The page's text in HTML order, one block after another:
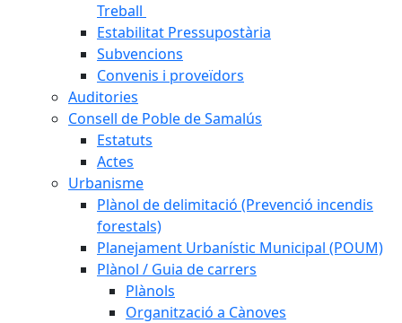
Treball
Estabilitat Pressupostària
Subvencions
Convenis i proveïdors
Auditories
Consell de Poble de Samalús
Estatuts
Actes
Urbanisme
Plànol de delimitació (Prevenció incendis
forestals)
Planejament Urbanístic Municipal (POUM)
Plànol / Guia de carrers
Plànols
Organització a Cànoves